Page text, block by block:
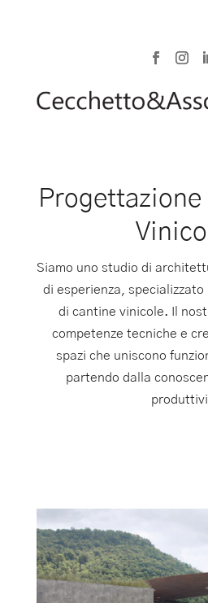
Siamo uno studio di
di esperienza,
di cantine vinicole. Il
competenze tecniche e
spazi che uniscono
partendo dalla